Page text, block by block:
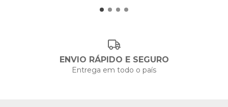
ENVIO RÁPIDO E SEGURO
Entrega em todo o país